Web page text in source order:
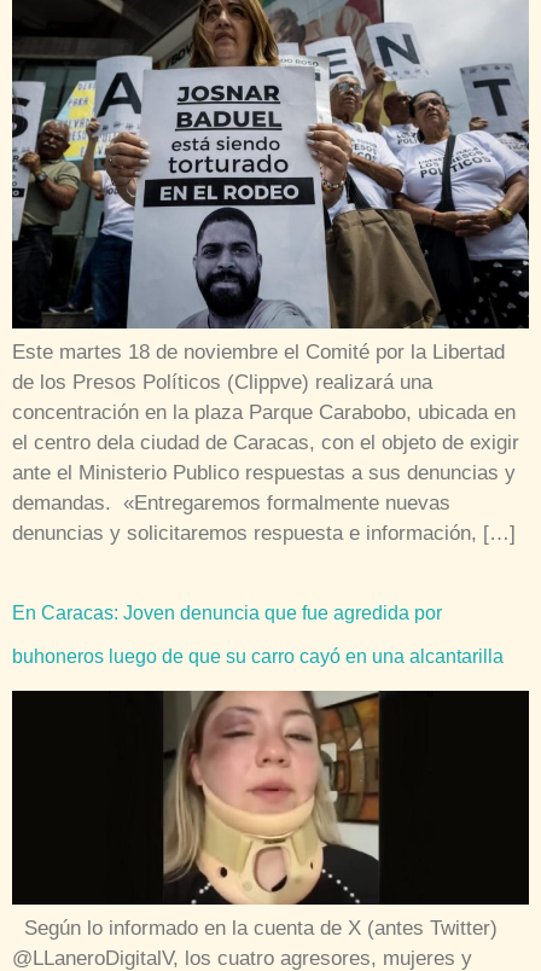
Este martes 18 de noviembre el Comité por la Libertad
de los Presos Políticos (Clippve) realizará una
concentración en la plaza Parque Carabobo, ubicada en
el centro dela ciudad de Caracas, con el objeto de exigir
ante el Ministerio Publico respuestas a sus denuncias y
demandas. «Entregaremos formalmente nuevas
denuncias y solicitaremos respuesta e información, […]
En Caracas: Joven denuncia que fue agredida por
buhoneros luego de que su carro cayó en una alcantarilla
Según lo informado en la cuenta de X (antes Twitter)
@LLaneroDigitalV, los cuatro agresores, mujeres y